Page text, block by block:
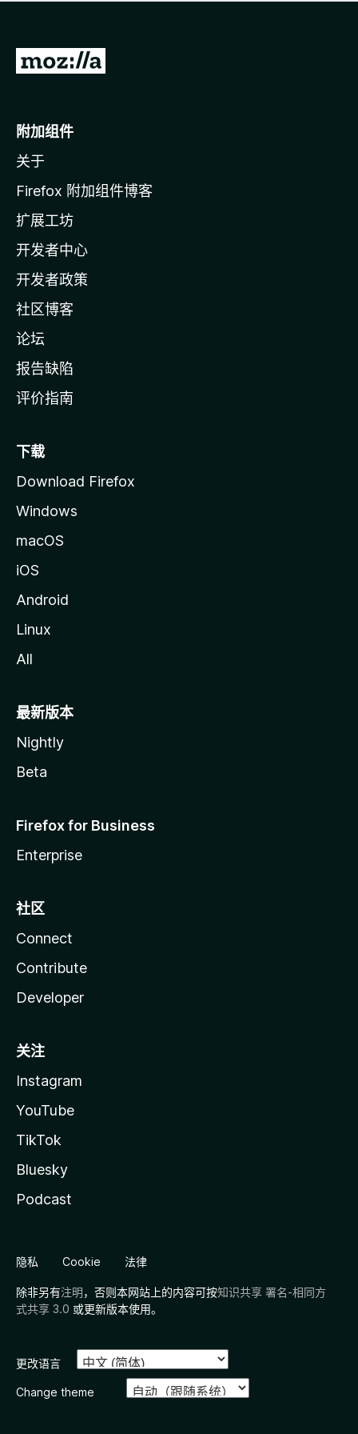
无
转
o
i
l
a
主
页
附加组件
关于
Firefox 附加组件博客
扩展工坊
开发者中心
开发者政策
社区博客
论坛
报告缺陷
评价指南
下载
Download Firefox
Windows
macOS
iOS
Android
Linux
All
最新版本
Nightly
Beta
Firefox for Business
Enterprise
社区
Connect
Contribute
Developer
关注
Instagram
YouTube
TikTok
Bluesky
Podcast
隐私 Cookie 法律
除非另有注明，否则本网站上的内容可按知识共享 署名-相同方
式共享 3.0 或更新版本使用。
更改语言
Change theme